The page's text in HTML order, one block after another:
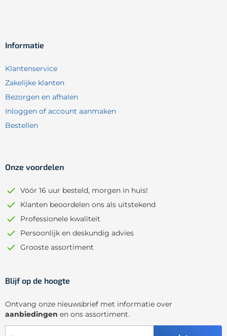
Informatie
Klantenservice
Zakelijke klanten
Bezorgen en afhalen
Inloggen of account aanmaken
Bestellen
Onze voordelen
Vóór 16 uur besteld, morgen in huis!
Klanten beoordelen ons als uitstekend
Professionele kwaliteit
Persoonlijk en deskundig advies
Grooste assortiment
Blijf op de hoogte
Ontvang onze nieuwsbrief met informatie over
aanbiedingen en ons assortiment.